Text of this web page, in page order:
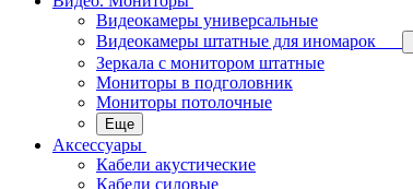
Видеокамеры универсальные
Видеокамеры штатные для иномарок
Зеркала с монитором штатные
Мониторы в подголовник
Мониторы потолочные
Еще
Аксессуары
Кабели акустические
Кабели силовые